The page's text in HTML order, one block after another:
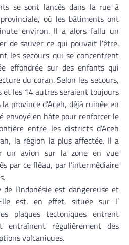
se sont lancés dans la rue à
où les bâtiments ont
environ. Il a alors fallu un
de sauver ce qui pouvait l’être.
les secours qui se concentrent
effondrée sur des enfants qui
du coran. Selon les secours,
et les 14 autres seraient toujours
province d’Aceh, déjà ruinée en
envoyé en hâte pour renforcer le
entre les districts d’Aceh
la région la plus affectée. Il a
un avion sur la zone en vue
par ce fléau, par l’intermédiaire
l’Indonésie est dangereuse et
est, en effet, située sur l’
plaques tectoniques entrent
régulièrement des
volcaniques.